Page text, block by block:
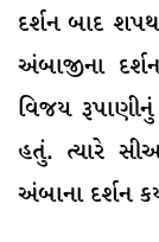
દર્શન બાદ
અંબાજીના
વિજય
હતું. ત્યારે
અંબાના દર્શન